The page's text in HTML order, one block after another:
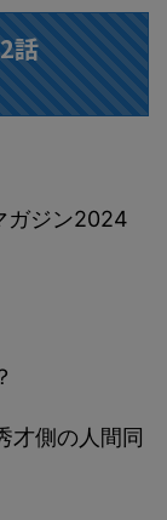
話
ガジン2024
才側の人間同